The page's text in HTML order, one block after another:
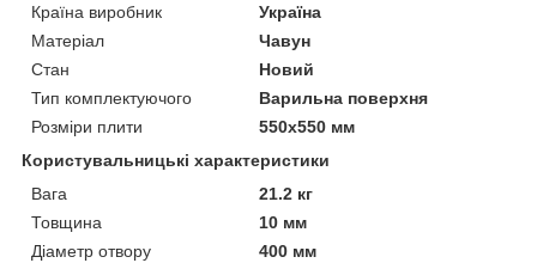
Країна виробник
Україна
Матеріал
Чавун
Стан
Новий
Тип комплектуючого
Варильна поверхня
Розміри плити
550х550 мм
Користувальницькі характеристики
Вага
21.2 кг
Товщина
10 мм
Діаметр отвору
400 мм